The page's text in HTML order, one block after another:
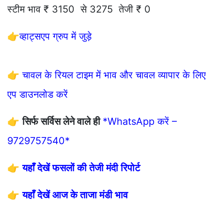
स्टीम भाव ₹ 3150 से 3275 तेजी ₹ 0
👉व्हाट्सएप ग्रुप में जुड़े
👉चावल के रियल टाइम में भाव और चावल व्यापार के लिए
एप डाउनलोड करें
👉सिर्फ सर्विस लेने वाले ही *WhatsApp करें –
9729757540*
👉यहाँ देखें फसलों की तेजी मंदी रिपोर्ट
👉यहाँ देखें आज के ताजा मंडी भाव